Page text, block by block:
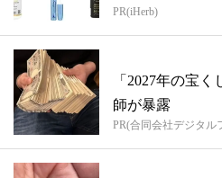
PR(iHerb)
「2027年の宝
師が暴露
PR(合同会社デジタル